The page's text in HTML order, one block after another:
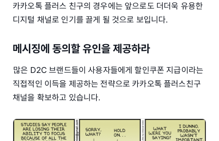
카카오톡 플러스 친구의 경우에는 앞으로도 더더욱 유용한
디지털 채널로 인기를 끌게 될 것으로 보입니다.
메시징에 동의할 유인을 제공하라
많은 D2C 브랜드들이 사용자들에게 할인쿠폰 지급이라는
직접적인 이득을 제공하는 전략으로 카카오톡 플러스친구
채널을 확보하고 있습니다.